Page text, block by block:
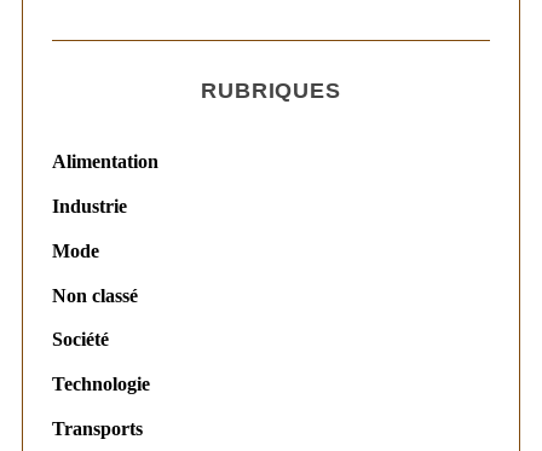
RUBRIQUES
Alimentation
Industrie
Mode
Non classé
Société
Technologie
Transports